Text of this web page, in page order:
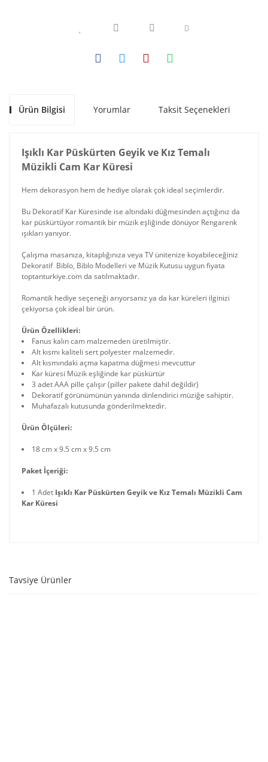
Ürün Bilgisi Yorumlar Taksit Seçenekleri
Işıklı Kar Püskürten Geyik ve Kız Temalı
Müzikli Cam Kar Küresi
Hem dekorasyon hem de hediye olarak çok ideal seçimlerdir.
Bu Dekoratif Kar Küresinde ise altındaki düğmesinden açtığınız da
kar püskürtüyor romantik bir müzik eşliğinde dönüyor Rengarenk
ışıkları yanıyor.
Çalışma masanıza, kitaplığınıza veya TV ünitenize koyabileceğiniz
Dekoratif Biblo, Biblo Modelleri ve Müzik Kutusu uygun fiyata
toptanturkiye.com da satılmaktadır.
Romantik hediye seçeneği arıyorsanız ya da kar küreleri ilginizi
çekiyorsa çok ideal bir ürün.
Ürün Özellikleri:
Fanus kalın cam malzemeden üretilmiştir.
Alt kısmı kaliteli sert polyester malzemedir.
Alt kısmındaki açma kapatma düğmesi mevcuttur
Kar küresi Müzik eşliğinde kar püskürtür
3 adet AAA pille çalışır (piller pakete dahil değildir)
Dekoratif görünümünün yanında dinlendirici müziğe sahiptir.
Muhafazalı kutusunda gönderilmektedir.
Ürün Ölçüleri:
18 cm x 9.5 cm x 9.5 cm
Paket İçeriği:
1 Adet Işıklı Kar Püskürten Geyik ve Kız Temalı Müzikli Cam
Kar Küresi
Tavsiye Ürünler